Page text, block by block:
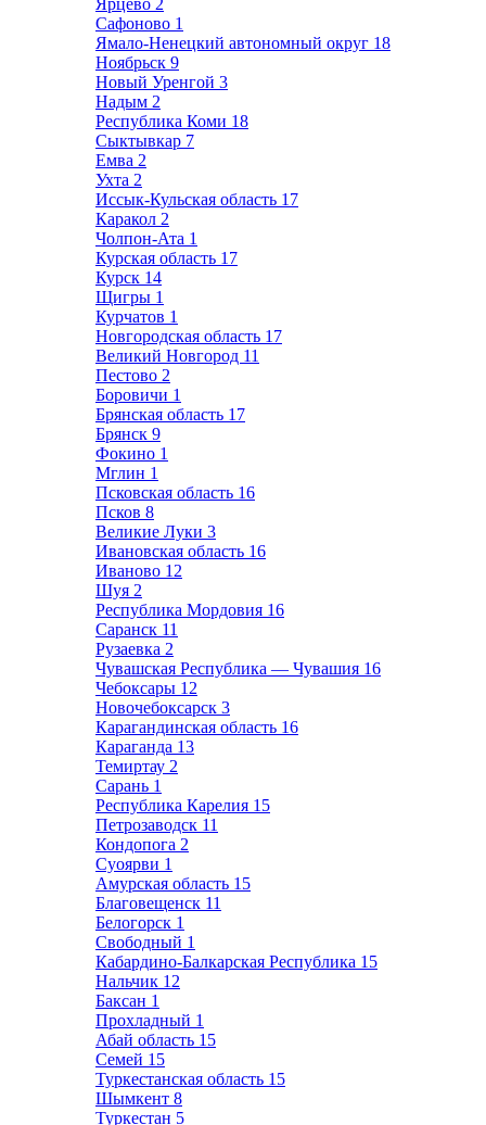
Ярцево 2
Сафоново 1
Ямало-Ненецкий автономный округ 18
Ноябрьск 9
Новый Уренгой 3
Надым 2
Республика Коми 18
Сыктывкар 7
Емва 2
Ухта 2
Иссык-Кульская область 17
Каракол 2
Чолпон-Ата 1
Курская область 17
Курск 14
Щигры 1
Курчатов 1
Новгородская область 17
Великий Новгород 11
Пестово 2
Боровичи 1
Брянская область 17
Брянск 9
Фокино 1
Мглин 1
Псковская область 16
Псков 8
Великие Луки 3
Ивановская область 16
Иваново 12
Шуя 2
Республика Мордовия 16
Саранск 11
Рузаевка 2
Чувашская Республика — Чувашия 16
Чебоксары 12
Новочебоксарск 3
Карагандинская область 16
Караганда 13
Темиртау 2
Сарань 1
Республика Карелия 15
Петрозаводск 11
Кондопога 2
Суоярви 1
Амурская область 15
Благовещенск 11
Белогорск 1
Свободный 1
Кабардино-Балкарская Республика 15
Нальчик 12
Баксан 1
Прохладный 1
Абай область 15
Семей 15
Туркестанская область 15
Шымкент 8
Туркестан 5